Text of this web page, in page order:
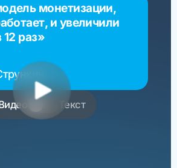
монетизации,
и увеличили
раз»
РосМигрант
Текст